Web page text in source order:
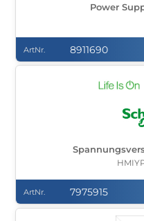
Power
ArtNr. 8911690
ArtNr. 7975915